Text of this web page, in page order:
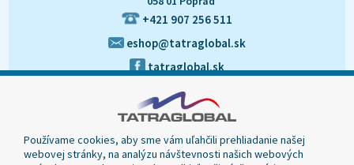
+421 907 256 511
eshop@tatraglobal.sk
tatraglobal.sk
Používame cookies, aby sme vám uľahčili prehliadanie našej
webovej stránky, na analýzu návštevnosti našich webových